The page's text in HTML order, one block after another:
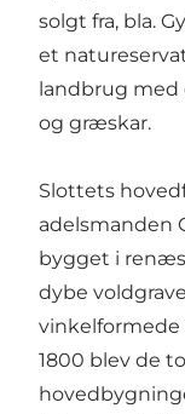
solgt fra, bla.
et
landbrug med
og græskar.
Slottets
adelsmanden
bygget i
dybe
vinkelformede
1800 blev de